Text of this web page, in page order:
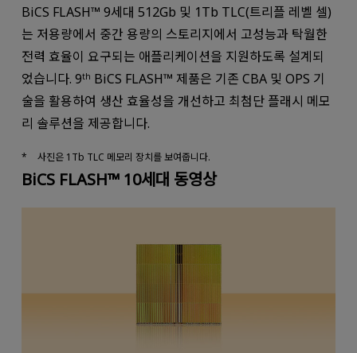
BiCS FLASH™ 9세대 512Gb 및 1Tb TLC(트리플 레벨 셀)
는 저용량에서 중간 용량의 스토리지에서 고성능과 탁월한
전력 효율이 요구되는 애플리케이션을 지원하도록 설계되
었습니다. 9th BiCS FLASH™ 제품은 기존 CBA 및 OPS 기
술을 활용하여 생산 효율성을 개선하고 최첨단 플래시 메모
리 솔루션을 제공합니다.
사진은 1Tb TLC 메모리 장치를 보여줍니다.
BiCS FLASH™ 10세대 동영상